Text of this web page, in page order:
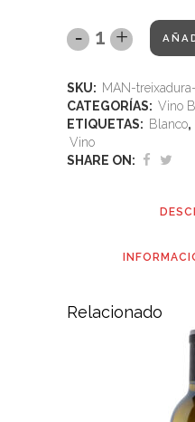
SKU: MAN-
CATEGORÍAS: Vino
ETIQUETAS: Blanco,
Vino
SHARE ON:
Relacionado